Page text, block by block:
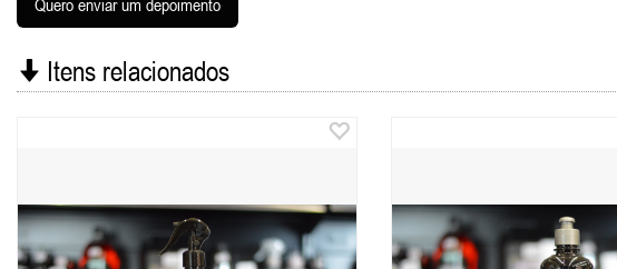
Quero enviar um depoimento
Itens relacionados